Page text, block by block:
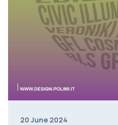
20 June 2024